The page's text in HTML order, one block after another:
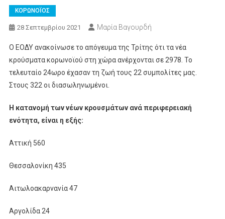
ΚΟΡΩΝΟΪΟΣ
28 Σεπτεμβρίου 2021 Μαρία Βαγουρδή
Ο ΕΟΔΥ ανακοίνωσε το απόγευμα της Τρίτης ότι τα νέα
κρούσματα κορωνοϊού στη χώρα ανέρχονται σε 2978. Το
τελευταίο 24ωρο έχασαν τη ζωή τους 22 συμπολίτες μας.
Στους 322 οι διασωληνωμένοι.
Η κατανομή των νέων κρουσμάτων ανά περιφερειακή
ενότητα, είναι η εξής:
Αττική 560
Θεσσαλονίκη 435
Αιτωλοακαρνανία 47
Αργολίδα 24